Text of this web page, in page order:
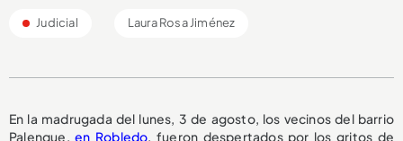
Judicial Laura Rosa Jiménez
En la madrugada del lunes, 3 de agosto, los vecinos del barrio
Palenque,en Robledo, fueron despertados por los gritos de